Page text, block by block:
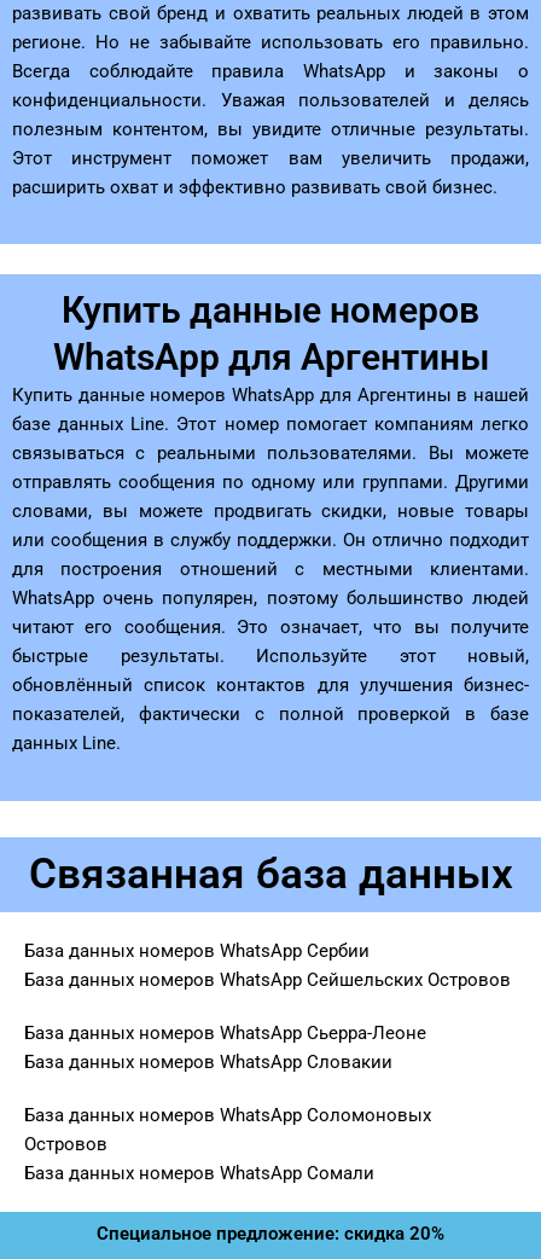
развивать свой бренд и охватить реальных людей в этом
регионе. Но не забывайте использовать его правильно.
Всегда соблюдайте правила WhatsApp и законы о
конфиденциальности. Уважая пользователей и делясь
полезным контентом, вы увидите отличные результаты.
Этот инструмент поможет вам увеличить продажи,
расширить охват и эффективно развивать свой бизнес.
Купить данные номеров
WhatsApp для Аргентины
Купить данные номеров WhatsApp для Аргентины в нашей
базе данных Line. Этот номер помогает компаниям легко
связываться с реальными пользователями. Вы можете
отправлять сообщения по одному или группами. Другими
словами, вы можете продвигать скидки, новые товары
или сообщения в службу поддержки. Он отлично подходит
для построения отношений с местными клиентами.
WhatsApp очень популярен, поэтому большинство людей
читают его сообщения. Это означает, что вы получите
быстрые результаты. Используйте этот новый,
обновлённый список контактов для улучшения бизнес-
показателей, фактически с полной проверкой в ​​базе
данных Line.
Связанная база данных
База данных номеров WhatsApp Сербии
База данных номеров WhatsApp Сейшельских Островов
База данных номеров WhatsApp Сьерра-Леоне
База данных номеров WhatsApp Словакии
База данных номеров WhatsApp Соломоновых
Островов
База данных номеров WhatsApp Сомали
Специальное предложение: скидка 20%